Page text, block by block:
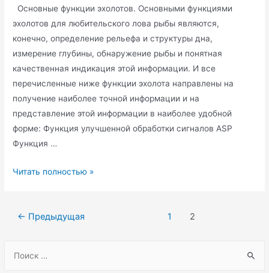
Основные функции эхолотов. Основными функциями
эхолотов для любительского лова рыбы являются,
конечно, определение рельефа и структуры дна,
измерение глубины, обнаружение рыбы и понятная
качественная индикация этой информации. И все
перечисленные ниже функции эхолота направлены на
получение наиболее точной информации и на
представление этой информации в наиболее удобной
форме: Функция улучшенной обработки сигналов ASP
Функция …
Принципы
Читать полностью »
Навигация
← Предыдущая 1 2